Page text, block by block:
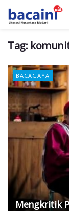
Tag:
BACAGAYA
Mengkritik